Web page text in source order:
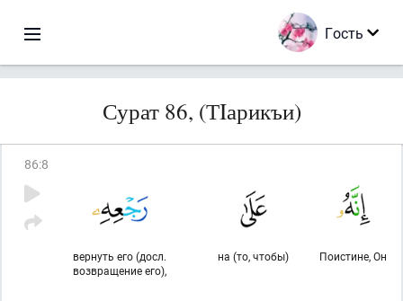
Гость
Сурат 86, (ТIарикъи)
86:8
Поистине, Он
на (то, чтобы)
вернуть его (досл.
возвращение его),